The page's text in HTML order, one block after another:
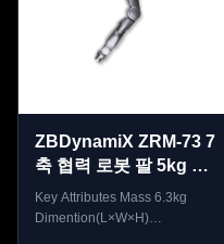
ZBDynamiX ZRM-73 7
축 협력 로봇 팔 5kg 최
고 실력 625.2mm 도달
±0.1mm 반복성
Key Attributes Mass 6.3kg
Dimention(L×W×H)